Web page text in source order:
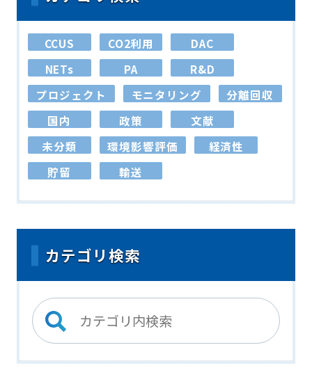
CCUS CO2利用
DAC
NETs
PA
R&D
プロジェクト
モニタリング
分離回収
国内
政策
文献
未分類
環境影響評価
経済性
貯留
輸送
カテゴリ検索